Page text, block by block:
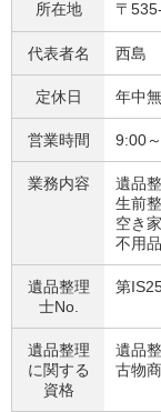
所在地 〒
代表者名 西島
定休日 年中
営業時間 9:00
業務内容
遺品
生前
空き
不用
遺品整理
士No.
第
遺品整理
に関する
資格
遺品
古物